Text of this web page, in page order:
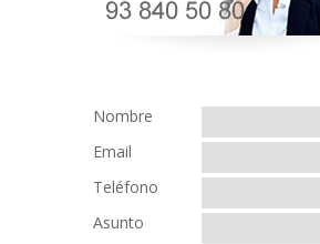
Nombre
Email
Teléfono
Asunto